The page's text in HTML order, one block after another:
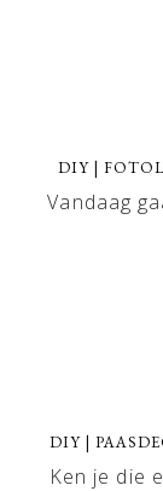
DIY |
Vandaag
DIY |
Ken je die